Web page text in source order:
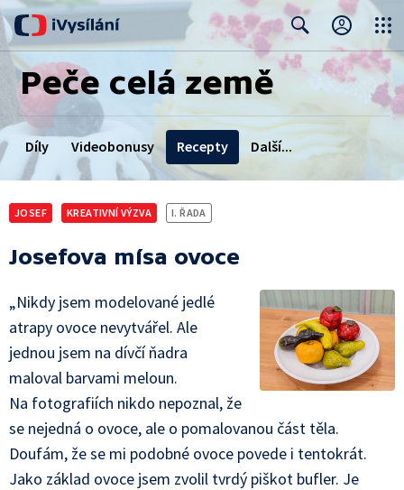
Search Close
Peče celá země
Díly Videobonusy Recepty Další...
Podcast Dopečeno
JOSEF KREATIVNÍ VÝZVA I. ŘADA
Josefova mísa ovoce
„Nikdy jsem modelované jedlé
atrapy ovoce nevytvářel. Ale
jednou jsem na dívčí ňadra
maloval barvami meloun.
Na fotografiích nikdo nepoznal, že
se nejedná o ovoce, ale o pomalovanou část těla.
Doufám, že se mi podobné ovoce povede i tentokrát.
Jako základ ovoce jsem zvolil tvrdý piškot bufler. Je